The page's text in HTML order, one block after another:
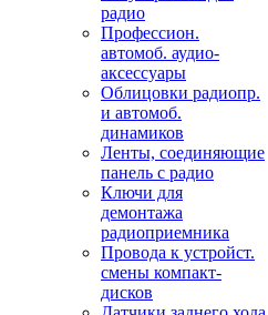
радио
Профессион.
автомоб. аудио-
аксессуары
Облицовки радиопр.
и автомоб.
динамиков
Ленты, соединяющие
панель с радио
Ключи для
демонтажа
радиоприемника
Провода к устройст.
смены компакт-
дисков